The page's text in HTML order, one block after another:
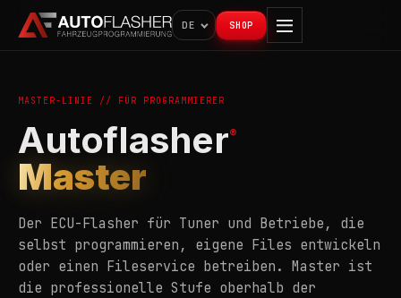
DE SHOP
MASTER-LINIE // FÜR PROGRAMMIERER
Autoflasher®
Master
Der ECU-Flasher für Tuner und Betriebe, die
selbst programmieren, eigene Files entwickeln
oder einen Fileservice betreiben. Master ist
die professionelle Stufe oberhalb der